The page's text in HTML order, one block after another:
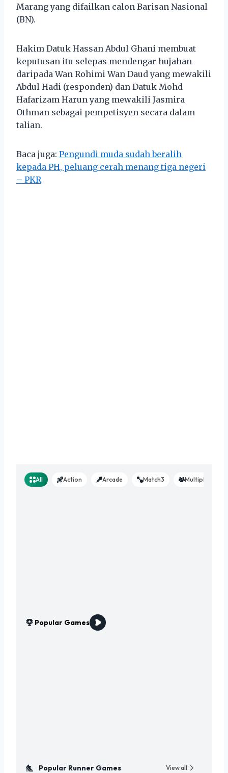
Marang yang difailkan calon Barisan Nasional
(BN).
Hakim Datuk Hassan Abdul Ghani membuat
keputusan itu selepas mendengar hujahan
daripada Wan Rohimi Wan Daud yang mewakili
Abdul Hadi (responden) dan Datuk Mohd
Hafarizam Harun yang mewakili Jasmira
Othman sebagai pempetisyen secara dalam
talian.
Baca juga: Pengundi muda sudah beralih
kepada PH, peluang cerah menang tiga negeri
– PKR